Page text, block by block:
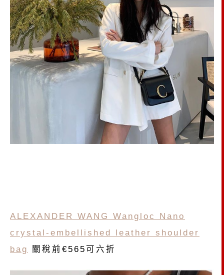
ALEXANDER WANG Wangloc Nano
crystal-embellished leather shoulder
bag
關稅前€565可六折